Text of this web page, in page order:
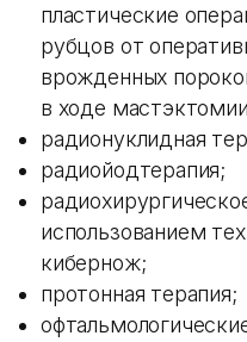
пластические
рубцов от
врожденных
в ходе
радионуклидная
радиойодтерапия;
использованием
кибернож;
протонная терапия;